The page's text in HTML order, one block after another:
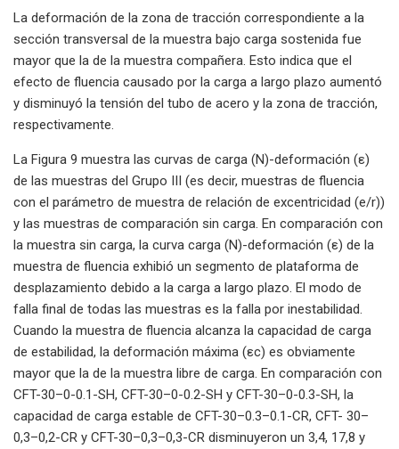
La deformación de la zona de tracción correspondiente a la
sección transversal de la muestra bajo carga sostenida fue
mayor que la de la muestra compañera. Esto indica que el
efecto de fluencia causado por la carga a largo plazo aumentó
y disminuyó la tensión del tubo de acero y la zona de tracción,
respectivamente.
La Figura 9 muestra las curvas de carga (N)-deformación (ε)
de las muestras del Grupo III (es decir, muestras de fluencia
con el parámetro de muestra de relación de excentricidad (e/r))
y las muestras de comparación sin carga. En comparación con
la muestra sin carga, la curva carga (N)-deformación (ε) de la
muestra de fluencia exhibió un segmento de plataforma de
desplazamiento debido a la carga a largo plazo. El modo de
falla final de todas las muestras es la falla por inestabilidad.
Cuando la muestra de fluencia alcanza la capacidad de carga
de estabilidad, la deformación máxima (εc) es obviamente
mayor que la de la muestra libre de carga. En comparación con
CFT-30–0-0.1-SH, CFT-30–0-0.2-SH y CFT-30–0-0.3-SH, la
capacidad de carga estable de CFT-30–0.3–0.1-CR, CFT- 30–
0,3–0,2-CR y CFT-30–0,3–0,3-CR disminuyeron un 3,4, 17,8 y